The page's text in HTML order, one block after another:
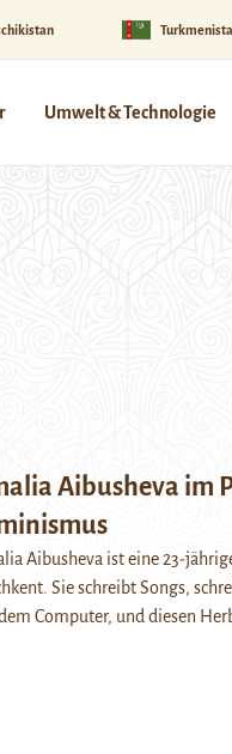
Umwelt & Technologie
Aibusheva im
Aibusheva ist eine 23-
Sie schreibt Songs,
Computer, und diesen